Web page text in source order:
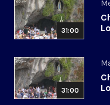
31:00
31:00